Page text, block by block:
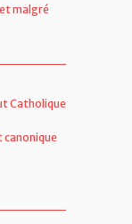
malgré
Catholique
canonique